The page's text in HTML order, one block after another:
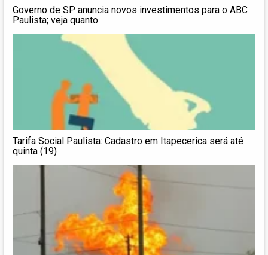
Governo de SP anuncia novos investimentos para o ABC
Paulista; veja quanto
Tarifa Social Paulista: Cadastro em Itapecerica será até
quinta (19)